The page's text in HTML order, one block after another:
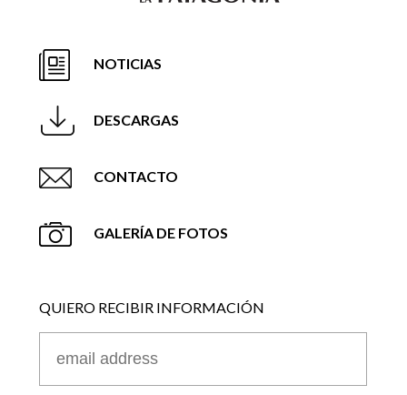
NOTICIAS
DESCARGAS
CONTACTO
GALERÍA DE FOTOS
QUIERO RECIBIR INFORMACIÓN